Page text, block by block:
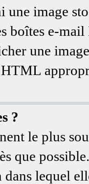
image
boîtes e-
une
?
le plus
que
lequel